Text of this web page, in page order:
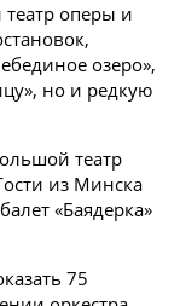
оперы и
озеро»,
но и редкую
театр
из Минска
«Баядерка»
75